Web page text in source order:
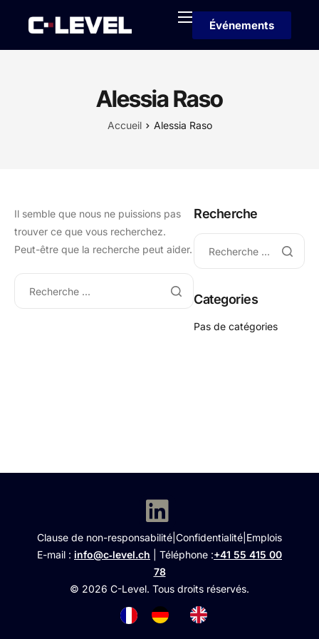
Événements
Alessia Raso
Accueil Alessia Raso
Il semble que nous ne puissions pas
trouver ce que vous recherchez.
Peut-être que la recherche peut aider.
Recherche
Categories
Pas de catégories
Clause de non-responsabilité Confidentialité Emplois
E-mail : info@c‑level.ch | Téléphone :+41 55 415 00
78
© 2026 C-Level. Tous droits réservés.